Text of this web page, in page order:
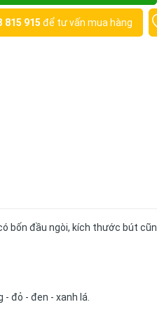
815 915 để tư vấn mua hàng
bốn đầu ngòi, kích thước bút
đỏ - đen - xanh lá.